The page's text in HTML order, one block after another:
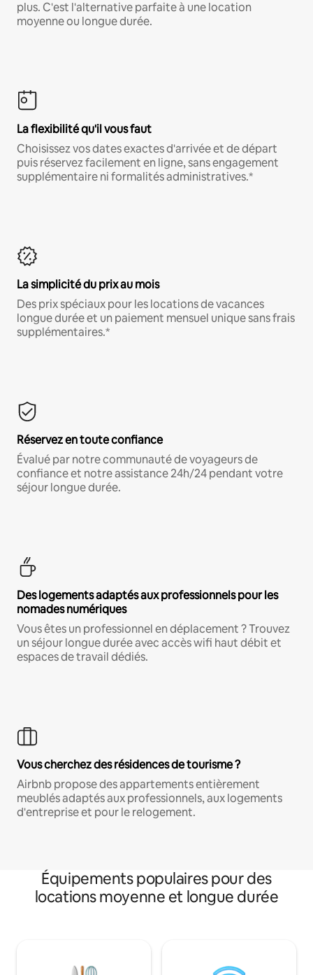
plus. C'est l'alternative parfaite à une location
moyenne ou longue durée.
La flexibilité qu'il vous faut
Choisissez vos dates exactes d'arrivée et de départ
puis réservez facilement en ligne, sans engagement
supplémentaire ni formalités administratives.*
La simplicité du prix au mois
Des prix spéciaux pour les locations de vacances
longue durée et un paiement mensuel unique sans frais
supplémentaires.*
Réservez en toute confiance
Évalué par notre communauté de voyageurs de
confiance et notre assistance 24h/24 pendant votre
séjour longue durée.
Des logements adaptés aux professionnels pour les
nomades numériques
Vous êtes un professionnel en déplacement ? Trouvez
un séjour longue durée avec accès wifi haut débit et
espaces de travail dédiés.
Vous cherchez des résidences de tourisme ?
Airbnb propose des appartements entièrement
meublés adaptés aux professionnels, aux logements
d'entreprise et pour le relogement.
Équipements populaires pour des
locations moyenne et longue durée